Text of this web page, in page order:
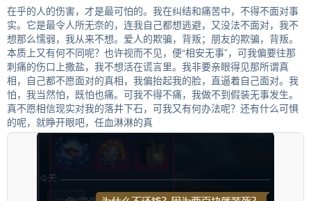
在乎的人的伤害，才是最可怕的。我在纠结和痛苦中，不得不面对事
实。它是最令人所无奈的，连我自己都想逃避，又没法不面对，我不
想那么懦弱，我从来不想。爱人的欺骗，背叛；朋友的欺骗，背叛。
本质上又有何不同呢？也许视而不见，便“相安无事”，可我偏要往那
刺痛的伤口上撒盐，我不想活在谎言里。我非要亲眼得见那所谓真
相，自己都不愿面对的真相，我偏抬起我的脸，直逼着自己面对。我
怕，我当然怕，既怕也痛。可我不得不痛，我做不到假装无事发生。
真不愿相信现实对我的落井下石，可我又有何办法呢？还有什么可惧
的呢，就睁开眼吧，任血淋淋的真